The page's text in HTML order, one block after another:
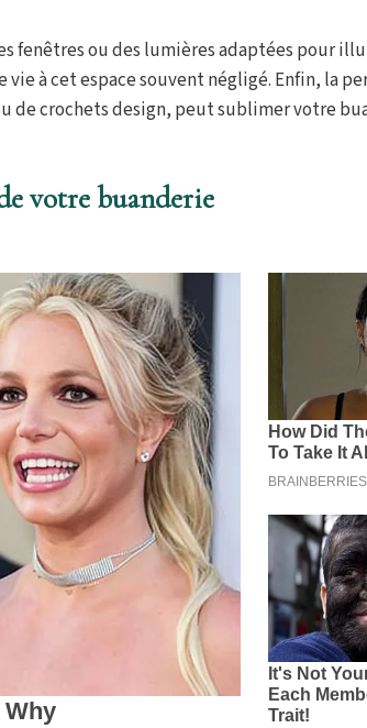
fenêtres ou des lumières adaptées pour
à cet espace souvent négligé. Enfin, la
de crochets design, peut sublimer votre
votre buanderie